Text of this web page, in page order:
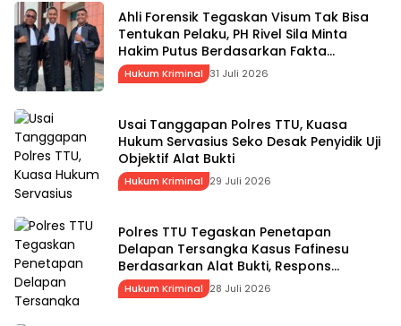
Ahli Forensik Tegaskan Visum Tak Bisa
Tentukan Pelaku, PH Rivel Sila Minta
Hakim Putus Berdasarkan Fakta
Persidangan
Hukum Kriminal 31 Juli 2026
Usai Tanggapan Polres TTU, Kuasa
Hukum Servasius Seko Desak Penyidik Uji
Objektif Alat Bukti
Hukum Kriminal 29 Juli 2026
Polres TTU Tegaskan Penetapan
Delapan Tersangka Kasus Fafinesu
Berdasarkan Alat Bukti, Respons
Pernyataan Kuasa Hukum SS
Hukum Kriminal 28 Juli 2026